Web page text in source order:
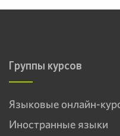
Группы курсов
Языковые онлайн-
Иностранные языки